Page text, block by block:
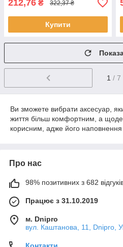
212,76 ₴ 322,37 ₴
Купити
1 / 7
Ви зможете вибрати аксесуар,
життя більш комфортним, а
корисним, адже його
Про нас
98% позитивних з 682
Працює з 31.10.2019
м. Dnipro
вул. Каштанова, 11, Dnipro,